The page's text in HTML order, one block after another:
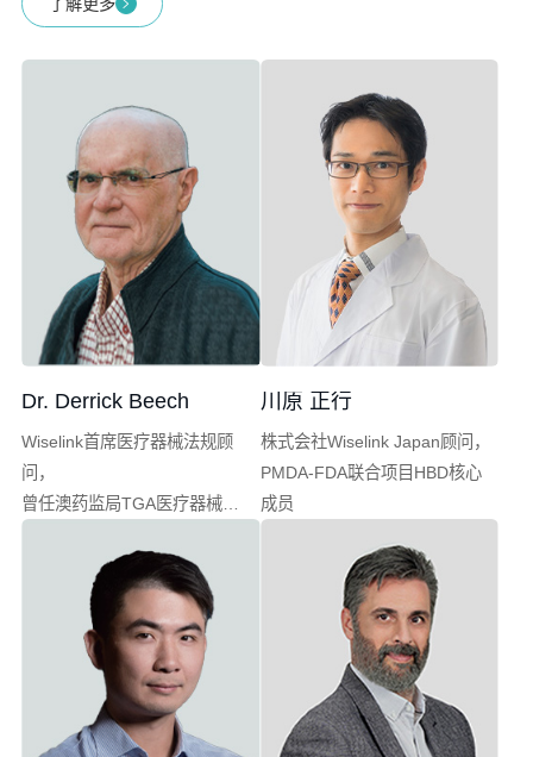
Dr. Derrick Beech
Wiselink首席医疗器械法规顾
问，
曾任澳药监局TGA医疗器械部
川原 正行
株式会社Wiselink Japan顾问，
PMDA-FDA联合项目HBD核心
成员